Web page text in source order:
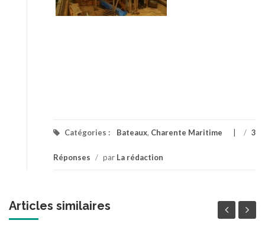
Catégories : Bateaux, Charente Maritime / 3
Réponses / par La rédaction
Articles similaires